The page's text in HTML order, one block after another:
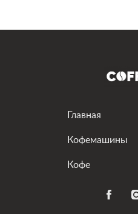
Главная
Кофемашины
Кофе